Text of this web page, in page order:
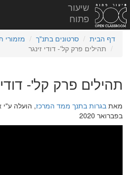
שיעור
פתוח
דף הבית סרטונים בתנ"ך מזמורי
תהילים פרק קל'- דודי זינגר
תהילים פרק קל'- דודי
מאת בגרות בתנך ממד המרכז
בפברואר 2020